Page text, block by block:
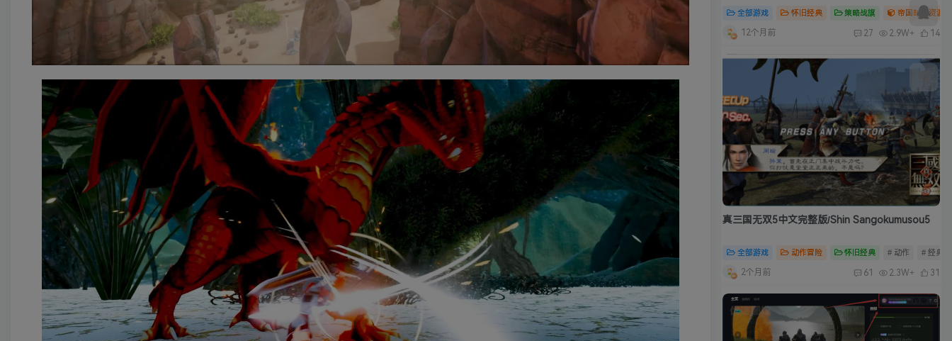
全部游戏 怀旧经典 策略战旗 帝国时代资源
12个月前 27 2.9W+ 14
真三国无双5中文完整版/Shin Sangokumusou5
全部游戏 动作冒险 怀旧经典 # 动作 # 经典
2个月前 61 2.3W+ 31